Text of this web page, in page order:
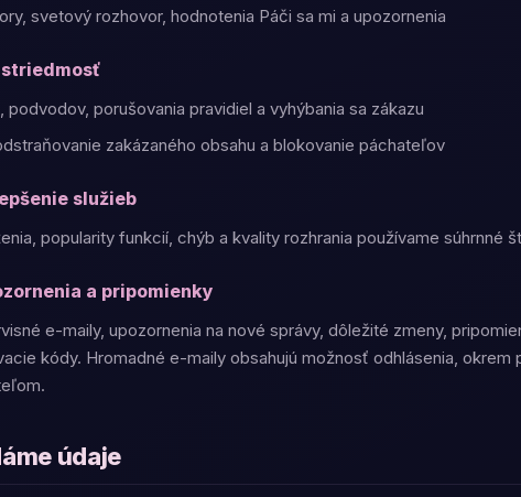
svetový rozhovor, hodnotenia Páči sa mi a upozornenia
striedmosť
podvodov, porušovania pravidiel a vyhýbania sa zákazu
zakázaného obsahu a blokovanie páchateľov
služieb
popularity funkcií, chýb a kvality rozhrania používame súhrnné
a pripomienky
e-maily, upozornenia na nové správy, dôležité zmeny,
kódy. Hromadné e-maily obsahujú možnosť odhlásenia,
údaje